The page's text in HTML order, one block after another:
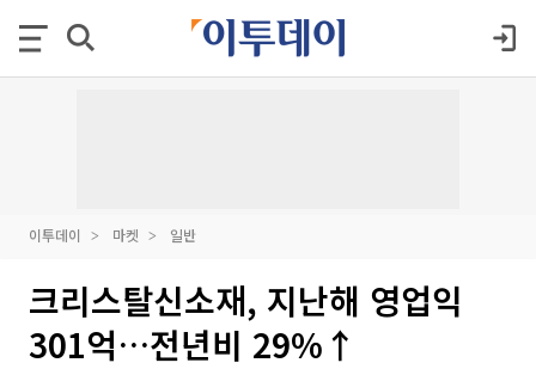
이투데이 마켓 일반
크리스탈신소재, 지난해 영업익
301억…전년비 29%↑